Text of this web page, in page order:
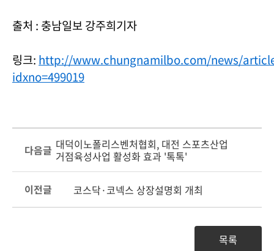
출처 : 충남일보 강주희기자
링크: http://www.chungnamilbo.com/news/
idxno=499019
다음글 대덕이노폴리스벤처협회, 대전 스포츠산업
거점육성사업 활성화 효과 '톡톡'
이전글 코스닥·코넥스 상장설명회 개최
목록